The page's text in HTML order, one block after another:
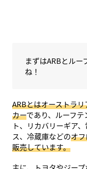
まずはARBとルー
ね！
ARBとはオーストラ
カーであり、ルーフ
ト、リカバリーギア
ス、冷蔵庫などのオ
販売しています。